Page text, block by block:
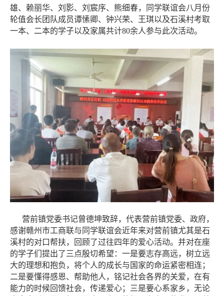
雄、赖丽华、刘影、刘宸序、熊细春，同学联谊会八月份
轮值会长团队成员谭愫卿、钟兴荣、王琪以及石溪村考取
一本、二本的学子以及家属共计80余人参与此次活动。
营前镇党委书记曾德坤致辞，代表营前镇党委、政府，
感谢赣州市工商联与同学联谊会近年来对营前镇尤其是石
溪村的对口帮扶，回顾了过往四年的爱心活动。并对在座
的学子们提出了三点殷切希望：一是要志存高远，树立远
大的理想和抱负，将个人的成长与国家的命运紧密相连；
二是要懂得感恩、帮助他人，铭记社会各界的关爱，在有
能力的时候回馈社会，传递爱心；三是要心系家乡，无论